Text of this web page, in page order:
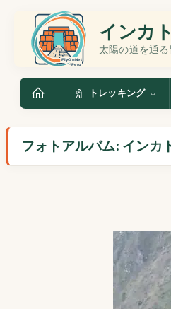
インカ
太陽の道を通
トレッキング
フォトアルバム: インカ